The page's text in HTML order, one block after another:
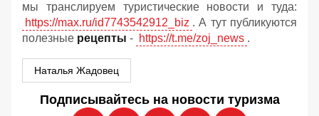
мы транслируем туристические новости и туда:
https://max.ru/id7743542912_biz . А тут публикуются
полезные рецепты - https://t.me/zoj_news .
Наталья Жадовец
Подписывайтесь на новости туризма